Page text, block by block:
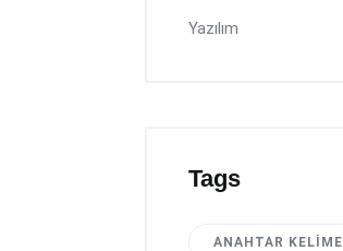
Yazılım
Tags
ANAHTAR KELIME